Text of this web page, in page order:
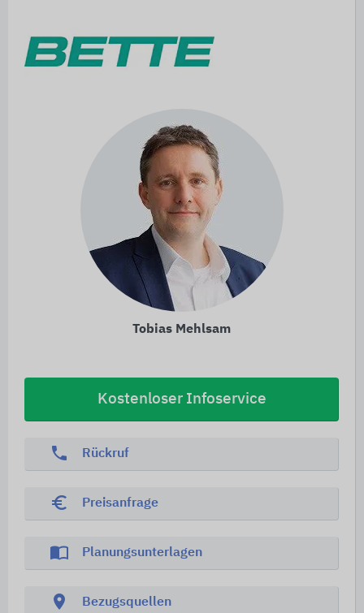
Tobias Mehlsam
Kostenloser Infoservice
phone Rückruf
euro_symbol Preisanfrage
import_contacts Planungsunterlagen
location_on Bezugsquellen
Schnelleinstiege